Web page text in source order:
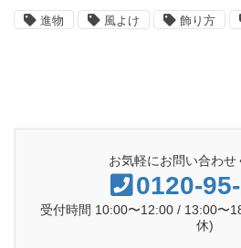
進物 風よけ 飾り方
お気軽にお問い合わせ
0120-
受付時間 10:00〜12:00 / 13:00〜
休)